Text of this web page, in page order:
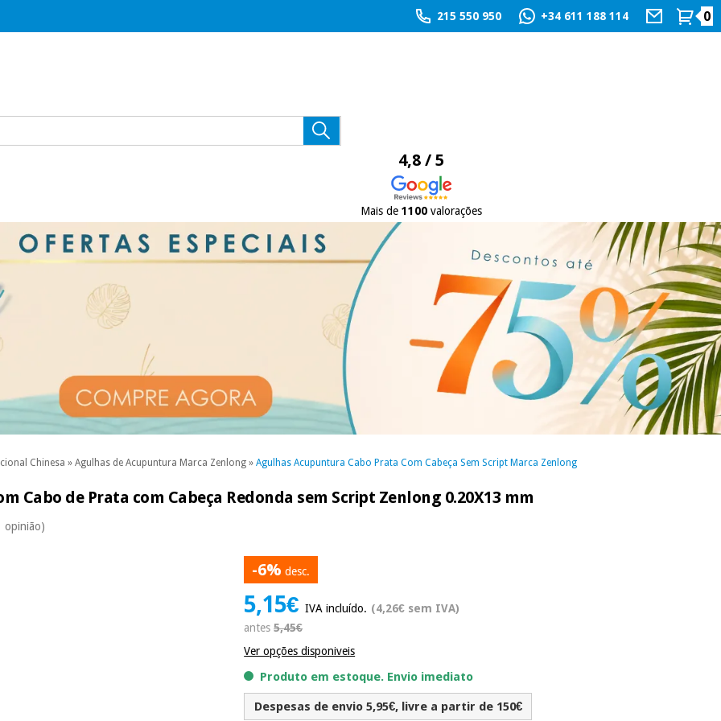
215 550 950 +34 611 188 114 0
4,8 / 5
Mais de 1100valorações
Chinesa » Agulhas de Acupuntura Marca Zenlong » Agulhas Acupuntura Cabo Prata Com Cabeça Sem Script Marca Zenlong
Cabo de Prata com Cabeça Redonda sem Script Zenlong 0.20X13 mm
opinião)
-6% desc.
5,15€IVA incluído. (4,26€ sem IVA)
antes5,45€
Ver opções disponiveis
Produto em estoque. Envio imediato
Despesas de envio 5,95€, livre a partir de 150€